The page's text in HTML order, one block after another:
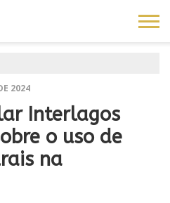
2024
Interlagos
o uso de
na